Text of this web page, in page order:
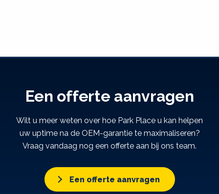
Een offerte aanvragen
Wilt u meer weten over hoe Park Place u kan helpen
uw uptime na de OEM-garantie te maximaliseren?
Vraag vandaag nog een offerte aan bij ons team.
Een offerte aanvragen